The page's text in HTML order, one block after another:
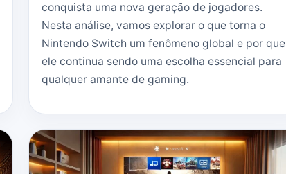
conquista uma nova geração de jogadores.
Nesta análise, vamos explorar o que torna o
Nintendo Switch um fenômeno global e por que
ele continua sendo uma escolha essencial para
qualquer amante de gaming.